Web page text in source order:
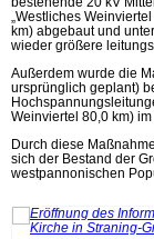
„Westliches
km) abgebaut und
wieder größere
Außerdem wurde die
ursprünglich geplant)
Weinviertel 80,0 km)
Durch diese
sich der Bestand der
westpannonischen